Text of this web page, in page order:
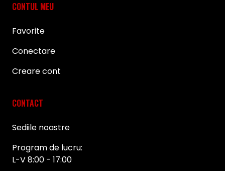
CONTUL MEU
Favorite
Conectare
Creare cont
CONTACT
Sediile noastre
Program de lucru:
L-V 8:00 - 17:00